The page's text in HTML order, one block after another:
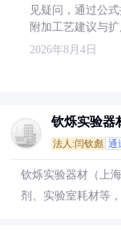
见疑问，通过公
附加工艺建议与扩
2026年8月4日
钦烁实验器
法人:闫钦彪 通
钦烁实验器材（上
剂、实验室耗材等